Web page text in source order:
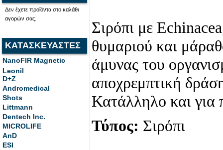
Δεν έχετε προϊόντα στο καλάθι
αγορών σας.
ΚΑΤΑΣΚΕΥΑΣΤΕΣ
NanoFIR Magnetic
Leonil
D+Z
Andromedical
Shots
Littmann
Dentech Inc.
MICROLIFE
AnD
ESI
Σιρόπι με
θυμαριού και
άμυνας του
αποχρεμπτική
Κατάλληλο και για
Τύπος: Σιρόπι